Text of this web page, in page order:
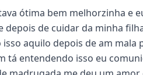
ótima bem melhorzinha e
depois de cuidar da minha
aquilo depois de am
tá entendendo isso eu